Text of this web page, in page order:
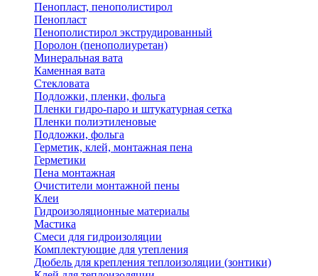
Пенопласт, пенополистирол
Пенопласт
Пенополистирол экструдированный
Поролон (пенополиуретан)
Минеральная вата
Каменная вата
Стекловата
Подложки, пленки, фольга
Пленки гидро-паро и штукатурная сетка
Пленки полиэтиленовые
Подложки, фольга
Герметик, клей, монтажная пена
Герметики
Пена монтажная
Очистители монтажной пены
Клеи
Гидроизоляционные материалы
Мастика
Смеси для гидроизоляции
Комплектующие для утепления
Дюбель для крепления теплоизоляции (зонтики)